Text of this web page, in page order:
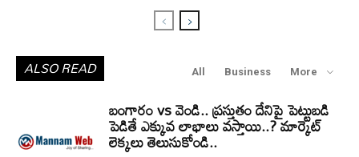
ALSO READ All Business More
బంగారం vs వెండి.. ప్రస్తుతం దేనిపై పెట్టుబడి
పెడితే ఎక్కువ లాభాలు వస్తాయి..? మార్కెట్
లెక్కలు తెలుసుకోండి..